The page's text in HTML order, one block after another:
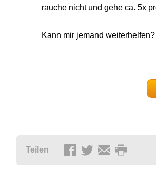
rauche nicht und gehe ca. 5x
Kann mir jemand
Teilen